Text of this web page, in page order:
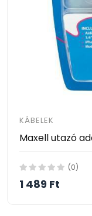
KÁBELEK
(0)
1 489 Ft